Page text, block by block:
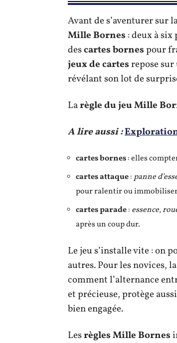
Avant de s’aventurer sur
Mille Bornes : deux à
descartes bornespour
jeux de cartesrepose
révélant son lot de
Larègle du jeu Mille
A lire aussi :
cartes bornes: elles
cartes attaque: panne
pour ralentir ou immobiliser
cartes parade: essence,
après un coup dur.
Le jeu s’installe vite : on
autres. Pour les novices,
comment l’alternance
et précieuse, protège
bien engagée.
Lesrègles Mille Bornes